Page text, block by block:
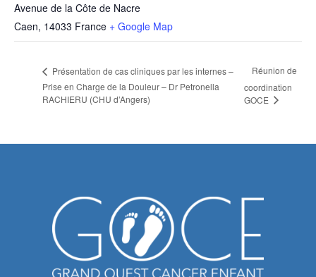
Avenue de la Côte de Nacre
Caen, 14033 France + Google Map
Présentation de cas cliniques par les internes –
Prise en Charge de la Douleur – Dr Petronella
RACHIERU (CHU d’Angers)
Réunion de
coordination
GOCE